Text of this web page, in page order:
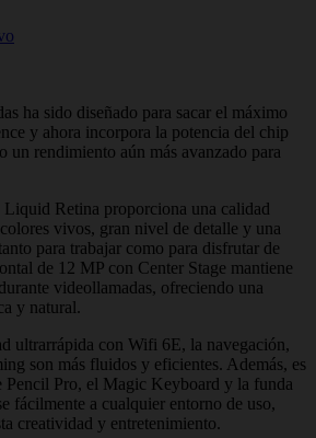
ha sido diseñado para sacar el máximo
y ahora incorpora la potencia del chip
un rendimiento aún más avanzado para
Liquid Retina proporciona una calidad
vivos, gran nivel de detalle y una
para trabajar como para disfrutar de
de 12 MP con Center Stage mantiene
videollamadas, ofreciendo una
y natural.
ultrarrápida con Wifi 6E, la navegación,
son más fluidos y eficientes. Además, es
Pencil Pro, el Magic Keyboard y la funda
fácilmente a cualquier entorno de uso,
creatividad y entretenimiento.